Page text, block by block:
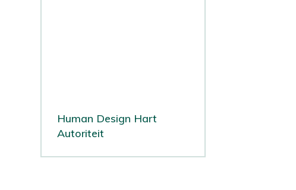
Human Design Hart
Autoriteit